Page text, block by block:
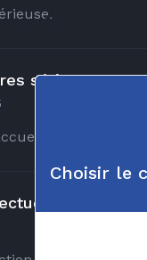
GAZ
Choisir le
sérieuse, et
tres efficace
à la...